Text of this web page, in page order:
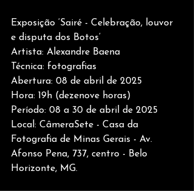
Exposição ‘Sairé - Celebração, louvor
e disputa dos Botos’
Artista: Alexandre Baena
Técnica: fotografias
Abertura: 08 de abril de 2025
Hora: 19h (dezenove horas)
Período: 08 a 30 de abril de 2025
Local: CâmeraSete - Casa da
Fotografia de Minas Gerais - Av.
Afonso Pena, 737, centro - Belo
Horizonte, MG.